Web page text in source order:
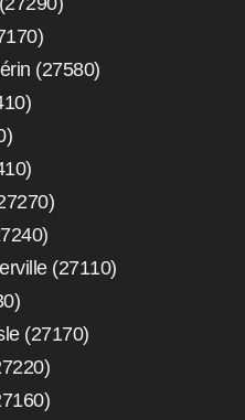
(27580)
(27110)
(27170)